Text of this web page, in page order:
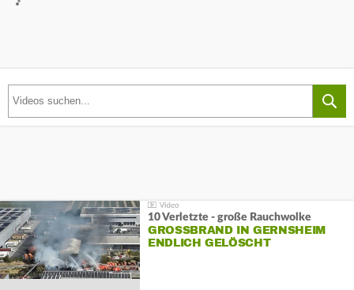
10 Verletzte - große Rauchwolke
GROSSBRAND IN GERNSHEIM E
NDLICH GELÖSCHT